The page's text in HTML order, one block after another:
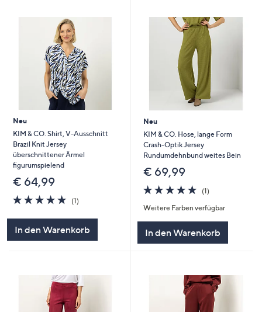
Neu
KIM & CO. Shirt, V-Ausschnitt
Brazil Knit Jersey
überschnittener Ärmel
figurumspielend
€ 64,99
5.0
von
5
(1)1
In den Warenkorb
Neu
KIM & CO. Hose, lange Form
Crash-Optik Jersey
Rundumdehnbund weites Bein
€ 69,99
5.0
von
5
(1)1
Weitere Farben verfügbar
In den Warenkorb